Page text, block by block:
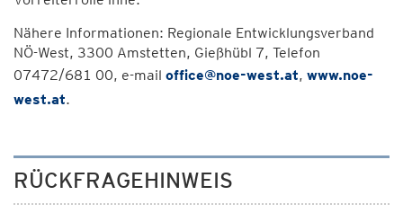
Nähere Informationen: Regionale Entwicklungsverband
NÖ-West, 3300 Amstetten, Gießhübl 7, Telefon
07472/681 00, e-mail office@noe-west.at, www.noe-
west.at.
RÜCKFRAGEHINWEIS